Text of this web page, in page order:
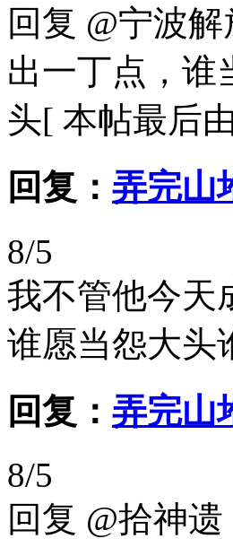
回复 @宁波
出一丁点，谁
头[ 本帖最后
回复： 弄完山
8/5
我不管他今天
谁愿当怨大头
回复： 弄完山
8/5
回复 @拾神